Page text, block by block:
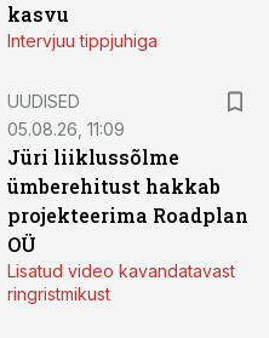
kasvu
Intervjuu tippjuhiga
UUDISED
05.08.26, 11:09
Jüri liiklussõlme
ümberehitust hakkab
projekteerima Roadplan
OÜ
Lisatud video kavandatavast
ringristmikust